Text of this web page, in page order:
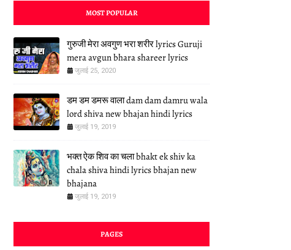
MOST POPULAR
गुरुजी मेरा अवगुण भरा शरीर lyrics Guruji
mera avgun bhara shareer lyrics
जुलाई 25, 2020
डम डम डमरू वाला dam dam damru wala
lord shiva new bhajan hindi lyrics
जुलाई 19, 2019
भक्त ऐक शिव का चला bhakt ek shiv ka
chala shiva hindi lyrics bhajan new
bhajana
जुलाई 19, 2019
PAGES